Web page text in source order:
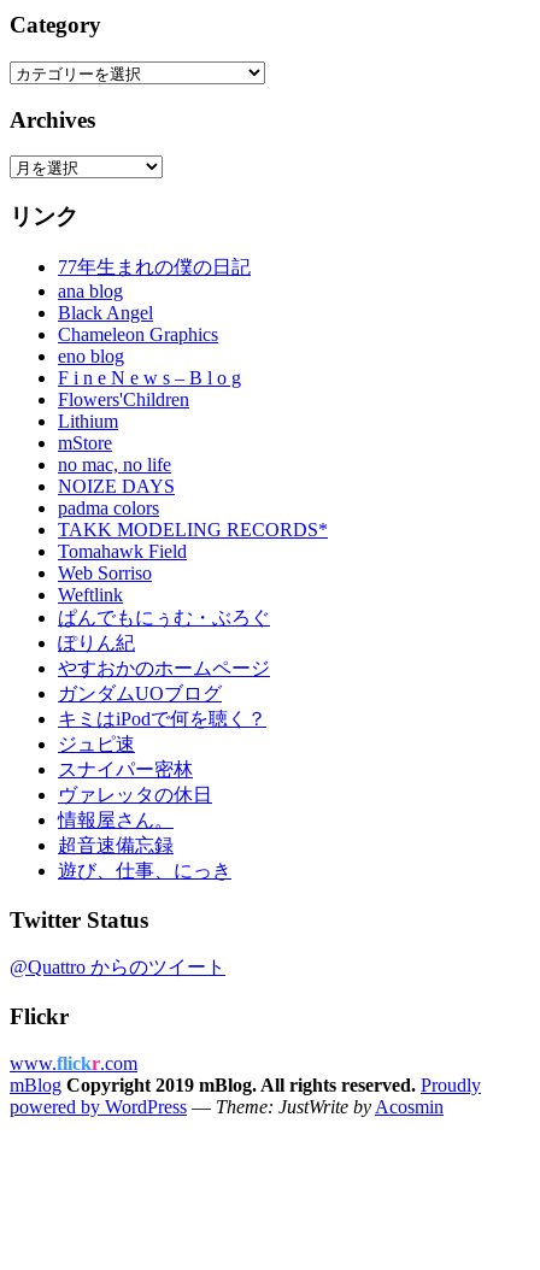
Category
Category
Archives
Archives
リンク
77年生まれの僕の日記
ana blog
Black Angel
Chameleon Graphics
eno blog
F i n e N e w s – B l o g
Flowers'Children
Lithium
mStore
no mac, no life
NOIZE DAYS
padma colors
TAKK MODELING RECORDS*
Tomahawk Field
Web Sorriso
Weftlink
ぱんでもにぅむ・ぶろぐ
ぽりん紀
やすおかのホームページ
ガンダムUOブログ
キミはiPodで何を聴く？
ジュピ速
スナイパー密林
ヴァレッタの休日
情報屋さん。
超音速備忘録
遊び、仕事、にっき
Twitter Status
@Quattro からのツイート
Flickr
www.flickr.com
mBlog Copyright 2019 mBlog. All rights reserved. Proudly
powered by WordPress — Theme: JustWrite by Acosmin